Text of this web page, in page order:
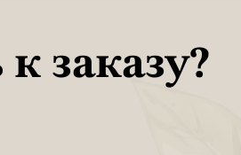
заказу?